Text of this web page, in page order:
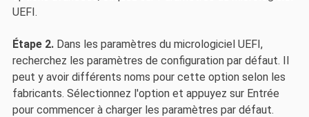
UEFI.
Étape 2.Dans les paramètres du micrologiciel UEFI,
recherchez les paramètres de configuration par défaut. Il
peut y avoir différents noms pour cette option selon les
fabricants. Sélectionnez l'option et appuyez sur Entrée
pour commencer à charger les paramètres par défaut.